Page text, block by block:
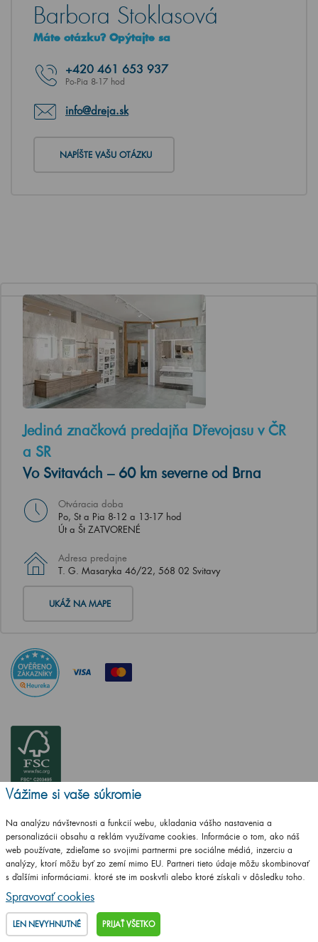
Barbora Stoklasová
Máte otázku? Opýtajte sa
+420 461 653 937
Po-Pia 8-17 hod
info@dreja.sk
NAPÍŠTE VAŠU OTÁZKU
Jediná značková predajňa Dřevojasu v ČR
a SR
Vo Svitavách – 60 km severne od Brna
Otváracia doba
Po, St a Pia 8-12 a 13-17 hod
Út a Št ZATVORENÉ
Adresa predajne
T. G. Masaryka 46/22, 568 02 Svitavy
UKÁŽ NA MAPE
Vážime si vaše súkromie
Na analýzu návštevnosti a funkcií webu, ukladania vášho nastavenia a
personalizácii obsahu a reklám využívame cookies. Informácie o tom, ako náš
web používate, zdieľame so svojimi partnermi pre sociálne médiá, inzerciu a
analýzy, ktorí môžu byť zo zemí mimo EU. Partneri tieto údaje môžu skombinovať
s ďalšími informáciami, ktoré ste im poskytli alebo ktoré získali v dôsledku toho,
že používate ich služby.
Spravovať cookies
LEN NEVYHNUTNÉ PRIJAŤ VŠETKO